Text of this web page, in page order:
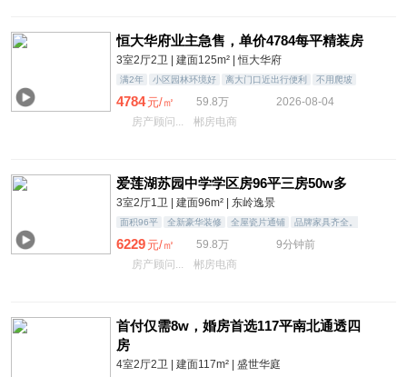
恒大华府业主急售，单价4784每平精装房
3室2厅2卫 | 建面125m² | 恒大华府
满2年 小区园林环境好 离大门口近出行便利 不用爬坡
4784 元/㎡ 59.8万
2026-08-04
房产顾问...
郴房电商
爱莲湖苏园中学学区房96平三房50w多
3室2厅1卫 | 建面96m² | 东岭逸景
面积96平 全新豪华装修 全屋瓷片通铺
品牌家具齐全。
精装未入住
6229 元/㎡ 59.8万
9分钟前
房产顾问...
郴房电商
首付仅需8w，婚房首选117平南北通透四
房
4室2厅2卫 | 建面117m² | 盛世华庭